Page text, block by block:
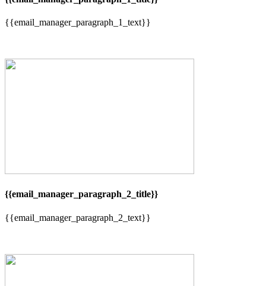
{{email_manager_paragraph_1_text}}
{{email_manager_paragraph_2_title}}
{{email_manager_paragraph_2_text}}